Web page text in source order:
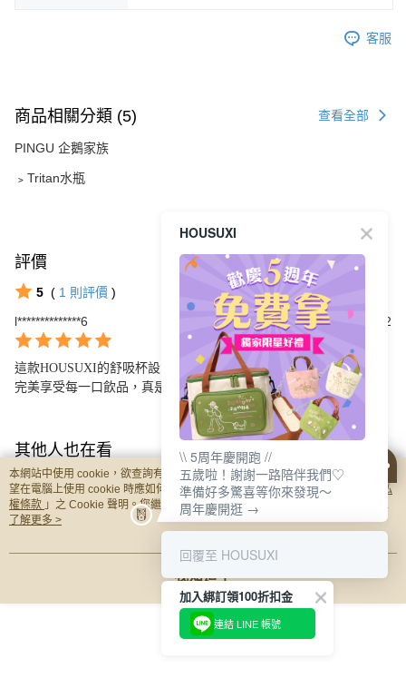
客服
商品相關分類 (5) 查看全部
PINGU 企鵝家族
﹥Tritan水瓶
評價 查看全部
5 ( 1 則評價 )
l**************6
2026/04/22
這款HOUSUXI的舒吸杯設計優雅，輕巧耐用，彈跳吸管使用方便，
完美享受每一口飲品，真是個好選擇！
其他人也在看
【HOUSUXI】史努比-
Tritan輕透舒吸杯(附彈
透舒吸杯(附彈跳
本網站中使用 cookie，欲查詢有關本網站使用 cookie 方式之詳情，及若您不希
望在電腦上使用 cookie 時應如何變更電腦的 cookie 設定，請參閱本網站「
隱私
權條款 」之 Cookie 聲明。您繼續使用本網站即表示您同意本公司得按本網站使
用條款之 Cookie 聲明使用 cookie。
了解更多 >
我知道了
HOUSUXI
\\ 5周年慶開跑 //
五歲啦！謝謝一路陪伴我們♡
準備好多驚喜等你來發現～
周年慶開逛 →
回覆至 HOUSUXI
加入綁訂領100折扣金
連結 LINE 帳號